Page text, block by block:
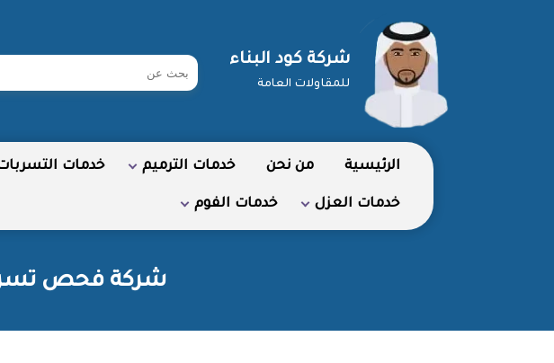
شركة كود البناء
للمقاولات العامة
ابحث
الرئيسية من نحن خدمات الترميم خدمات
خدمات العزل خدمات الفوم
شركة فحص